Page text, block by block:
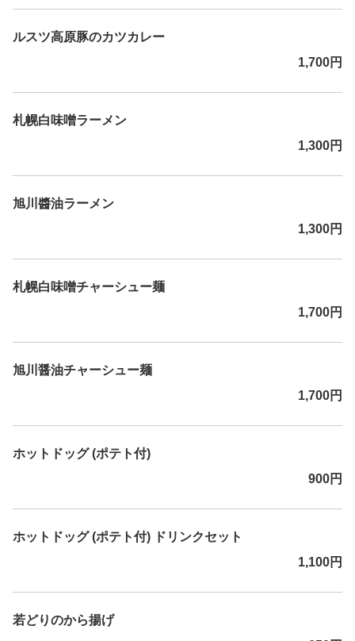
ルスツ高原豚のカツカレー
1,700円
札幌白味噌ラーメン
1,300円
旭川醬油ラーメン
1,300円
札幌白味噌チャーシュー麺
1,700円
旭川醤油チャーシュー麺
1,700円
ホットドッグ (ポテト付)
900円
ホットドッグ (ポテト付) ドリンクセット
1,100円
若どりのから揚げ